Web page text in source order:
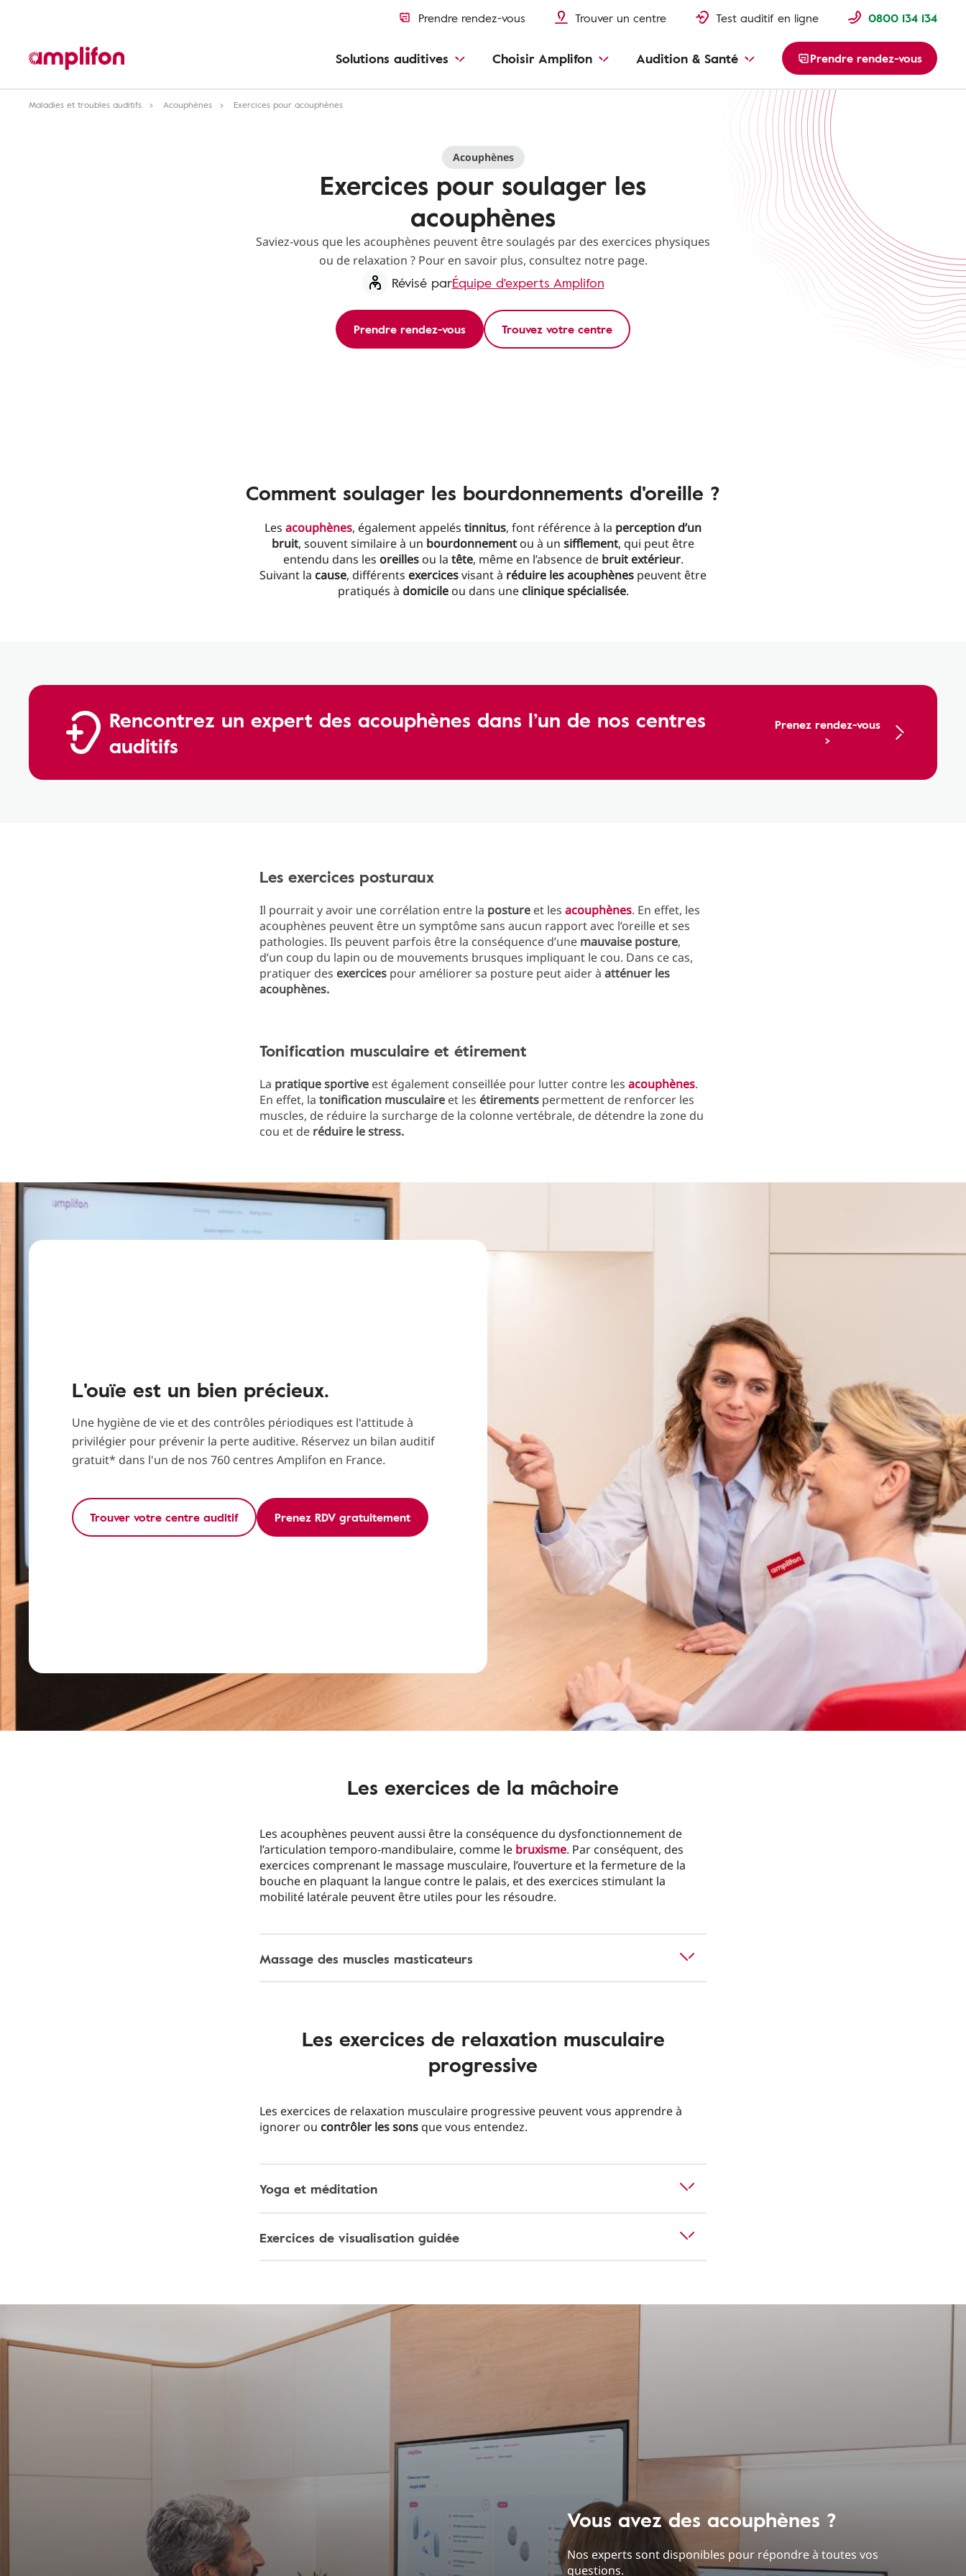
Prendre rendez-vous Trouver un centre Test auditif en ligne 0800 134 134
Solutions auditives Choisir Amplifon Audition & Santé Prendre rendez-vous
Maladies et troubles auditifs Acouphènes Exercices pour acouphènes
Acouphènes
Exercices pour soulager les
acouphènes
Saviez-vous que les acouphènes peuvent être soulagés par des exercices physiques
ou de relaxation ? Pour en savoir plus, consultez notre page.
Révisé parÉquipe d'experts Amplifon
Prendre rendez-vous Trouvez votre centre
Comment soulager les bourdonnements d'oreille ?
Les acouphènes, également appelés tinnitus, font référence à la perception d’un
bruit, souvent similaire à un bourdonnementou à un sifflement, qui peut être
entendu dans les oreillesou la tête, même en l’absence de bruit extérieur.
Suivant la cause, différents exercicesvisant à réduire les acouphènes peuvent être
pratiqués à domicileou dans une clinique spécialisée.
Rencontrez un expert des acouphènes dans l’un de nos centres
auditifs
Prenez rendez-vous
>
Les exercices posturaux
Il pourrait y avoir une corrélation entre la posture et les acouphènes. En effet, les
acouphènes peuvent être un symptôme sans aucun rapport avec l’oreille et ses
pathologies. Ils peuvent parfois être la conséquence d’une mauvaise posture,
d’un coup du lapin ou de mouvements brusques impliquant le cou. Dans ce cas,
pratiquer des exercices pour améliorer sa posture peut aider à atténuer les
acouphènes.
Tonification musculaire et étirement
La pratique sportive est également conseillée pour lutter contre les acouphènes.
En effet, la tonification musculaire et les étirements permettent de renforcer les
muscles, de réduire la surcharge de la colonne vertébrale, de détendre la zone du
cou et de réduire le stress.
L'ouïe est un bien précieux.
Une hygiène de vie et des contrôles périodiques est l'attitude à
privilégier pour prévenir la perte auditive. Réservez un bilan auditif
gratuit* dans l'un de nos 760 centres Amplifon en France.
Trouver votre centre auditif Prenez RDV gratuitement
Les exercices de la mâchoire
Les acouphènes peuvent aussi être la conséquence du dysfonctionnement de
l’articulation temporo-mandibulaire, comme le bruxisme. Par conséquent, des
exercices comprenant le massage musculaire, l’ouverture et la fermeture de la
bouche en plaquant la langue contre le palais, et des exercices stimulant la
mobilité latérale peuvent être utiles pour les résoudre.
Massage des muscles masticateurs
Les exercices de relaxation musculaire
progressive
Les exercices de relaxation musculaire progressive peuvent vous apprendre à
ignorer ou contrôler lessonsque vous entendez.
Yoga et méditation
Exercices de visualisation guidée
Vous avez des acouphènes ?
Nos experts sont disponibles pour répondre à toutes vos
questions.